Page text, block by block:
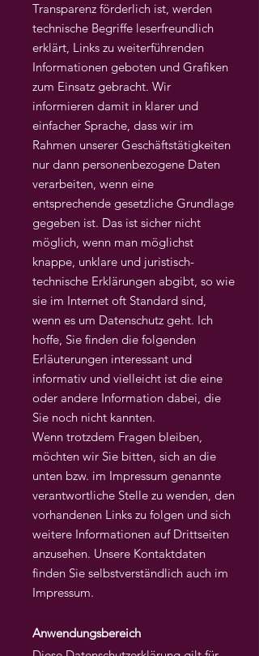
Transparenz förderlich ist, werden
technische Begriffe leserfreundlich
erklärt, Links zu weiterführenden
Informationen geboten und Grafiken
zum Einsatz gebracht. Wir
informieren damit in klarer und
einfacher Sprache, dass wir im
Rahmen unserer Geschäftstätigkeiten
nur dann personenbezogene Daten
verarbeiten, wenn eine
entsprechende gesetzliche Grundlage
gegeben ist. Das ist sicher nicht
möglich, wenn man möglichst
knappe, unklare und juristisch-
technische Erklärungen abgibt, so wie
sie im Internet oft Standard sind,
wenn es um Datenschutz geht. Ich
hoffe, Sie finden die folgenden
Erläuterungen interessant und
informativ und vielleicht ist die eine
oder andere Information dabei, die
Sie noch nicht kannten.
Wenn trotzdem Fragen bleiben,
möchten wir Sie bitten, sich an die
unten bzw. im Impressum genannte
verantwortliche Stelle zu wenden, den
vorhandenen Links zu folgen und sich
weitere Informationen auf Drittseiten
anzusehen. Unsere Kontaktdaten
finden Sie selbstverständlich auch im
Impressum.
Anwendungsbereich